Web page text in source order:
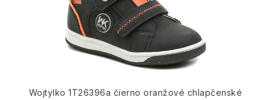
Wojtylko 1T26396a čierno oranžové chlapčenské